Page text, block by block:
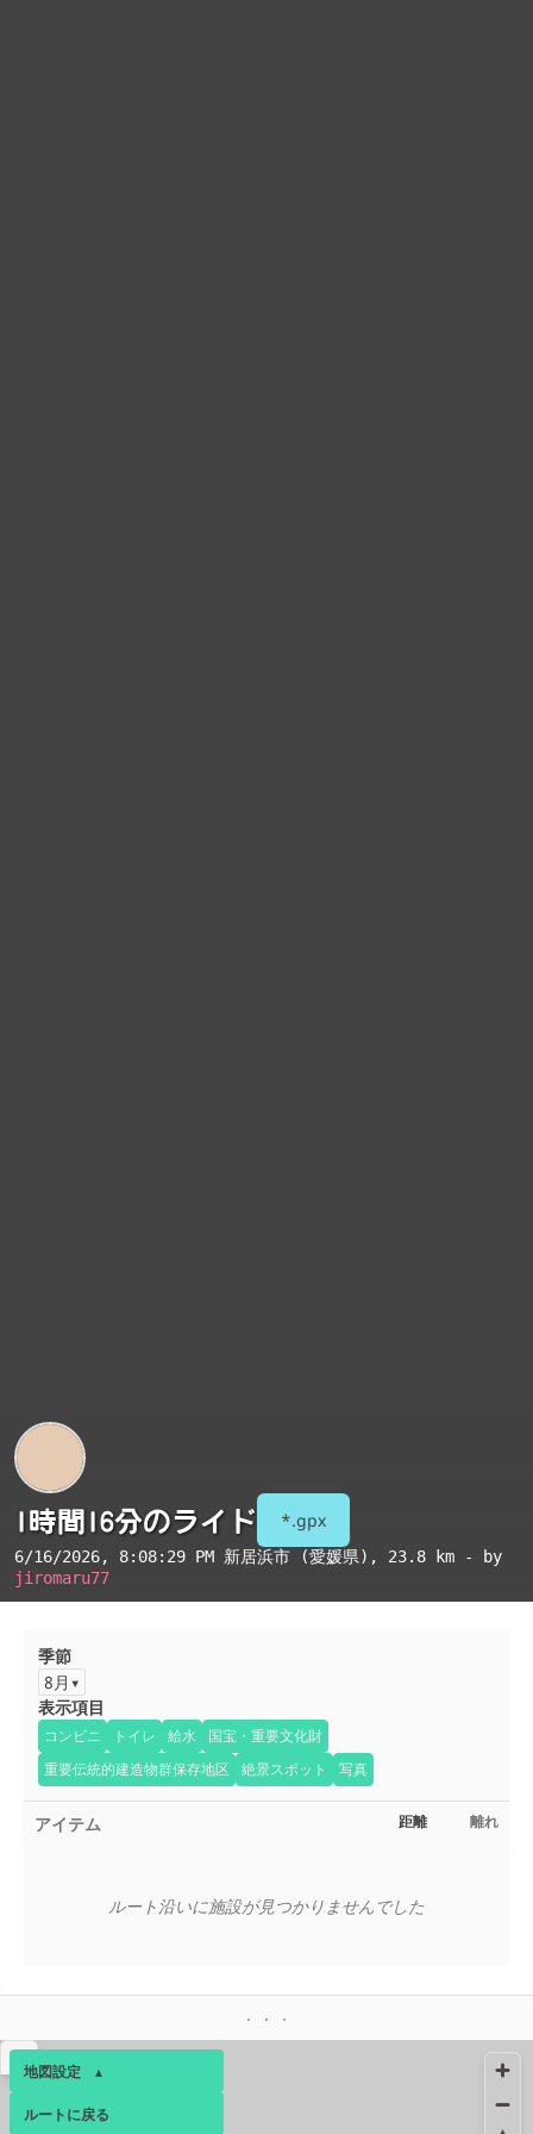
1時間16分のライド *.gpx
6/16/2026, 8:08:29 PM 新居浜市 (愛媛県) , 23.8 km - by
jiromaru77
季節
8月
表示項目
コンビニ トイレ 給水
国宝・重要文化財
重要伝統的建造物群保存地区
絶景スポット 写真
アイテム 距離 離れ
ルート沿いに施設が見つかりませんでした
地図設定 ▴
ベース ▴
ルートに戻る